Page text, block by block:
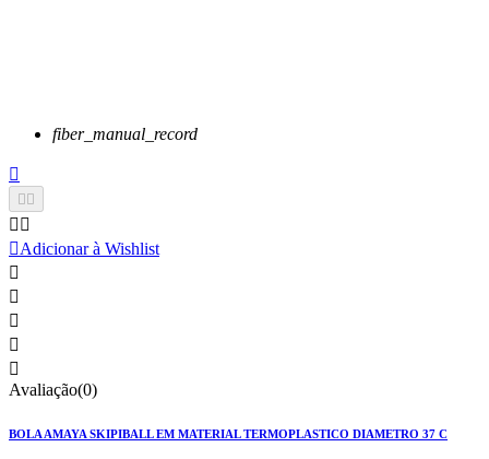
fiber_manual_record

 
 
Adicionar à Wishlist





Avaliação(0)
BOLA AMAYA SKIPIBALL EM MATERIAL TERMOPLASTICO DIAMETRO 37 C